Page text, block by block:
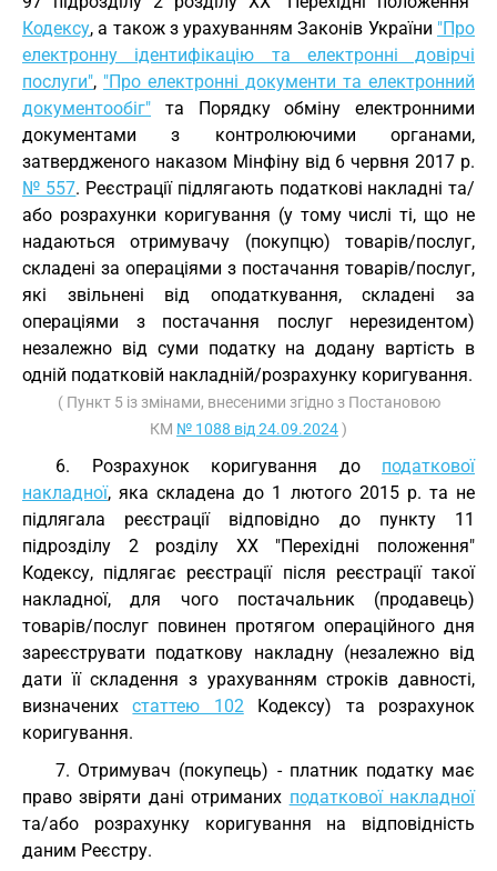
Кодексу, а також з урахуванням Законів України "Про
електронну ідентифікацію та електронні довірчі
послуги", "Про електронні документи та електронний
документообіг" та Порядку обміну електронними
документами з контролюючими органами,
затвердженого наказом Мінфіну від 6 червня 2017 р.
№ 557. Реєстрації підлягають податкові накладні та/
або розрахунки коригування (у тому числі ті, що не
надаються отримувачу (покупцю) товарів/послуг,
складені за операціями з постачання товарів/послуг,
які звільнені від оподаткування, складені за
операціями з постачання послуг нерезидентом)
незалежно від суми податку на додану вартість в
одній податковій накладній/розрахунку коригування.
( Пункт 5 із змінами, внесеними згідно з Постановою
КМ № 1088 від 24.09.2024)
6. Розрахунок коригування до податкової
накладної, яка складена до 1 лютого 2015 р. та не
підлягала реєстрації відповідно до пункту 11
підрозділу 2 розділу XX "Перехідні положення"
Кодексу, підлягає реєстрації після реєстрації такої
накладної, для чого постачальник (продавець)
товарів/послуг повинен протягом операційного дня
зареєструвати податкову накладну (незалежно від
дати її складення з урахуванням строків давності,
визначенихстаттею 102Кодексу) та розрахунок
коригування.
7. Отримувач (покупець) - платник податку має
право звіряти дані отриманих податкової накладної
та/або розрахунку коригування на відповідність
даним Реєстру.